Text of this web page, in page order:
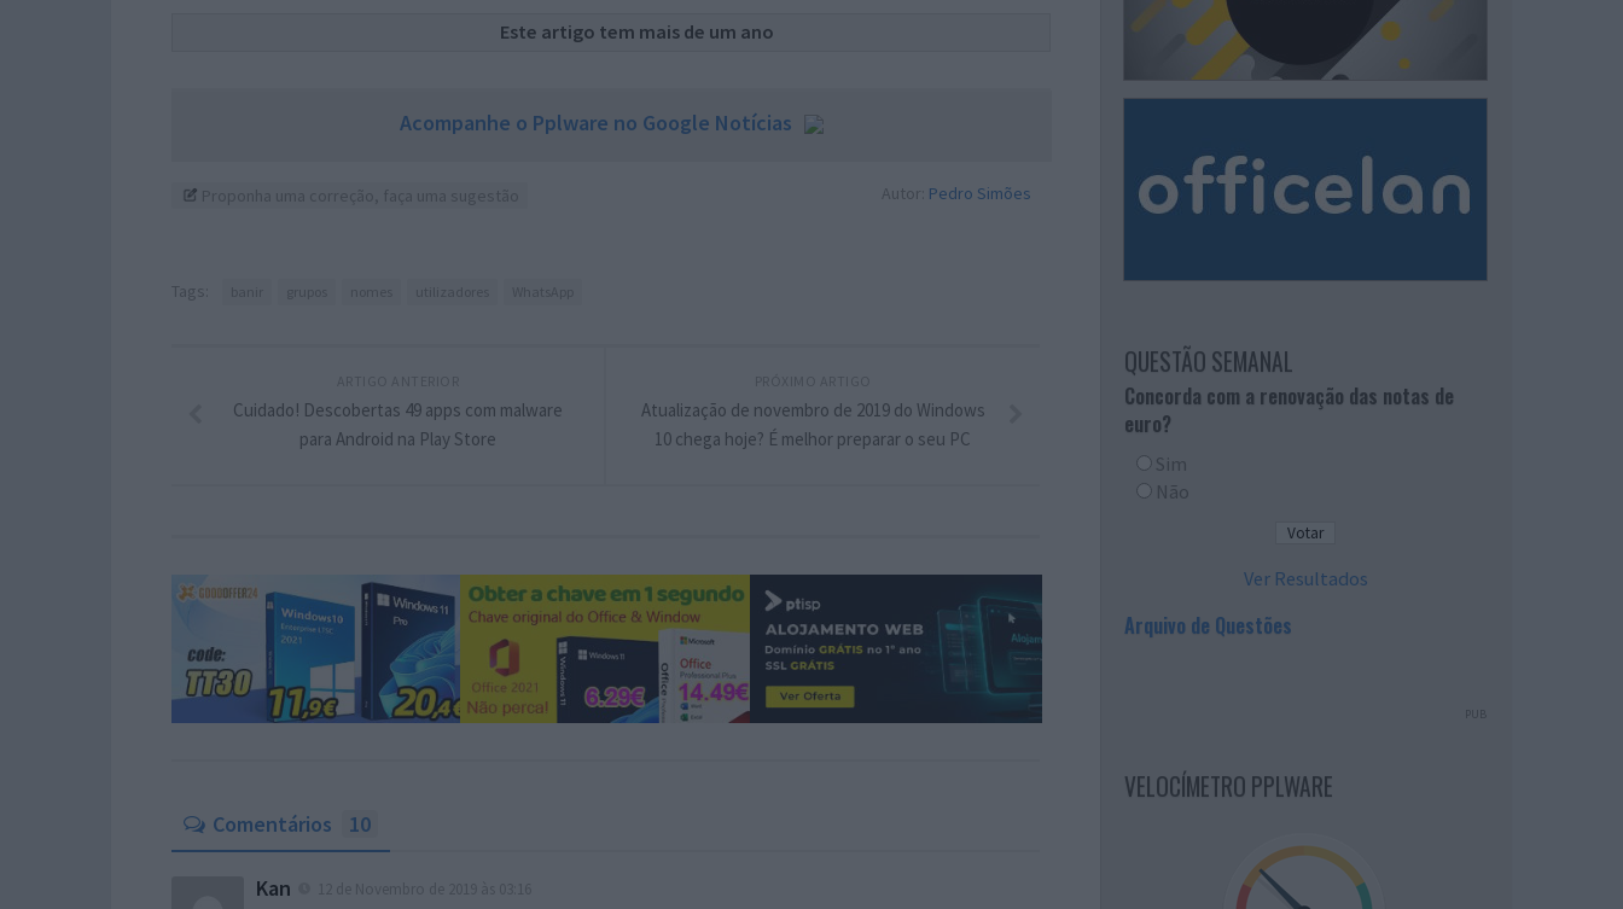
Este artigo tem mais de um ano
Acompanhe o Pplware no Google Notícias
Autor: Pedro Simões
Tags:
Atualização de novembro de 2019 do Windows
10 chega hoje? É melhor preparar o seu PC
Cuidado! Descobertas 49 apps com malware
para Android na Play Store
Comentários 10
Kan
QUESTÃO SEMANAL
Concorda com a renovação das notas de
euro?
Sim
Não
Ver Resultados
Arquivo de Questões
PUB
VELOCÍMETRO PPLWARE